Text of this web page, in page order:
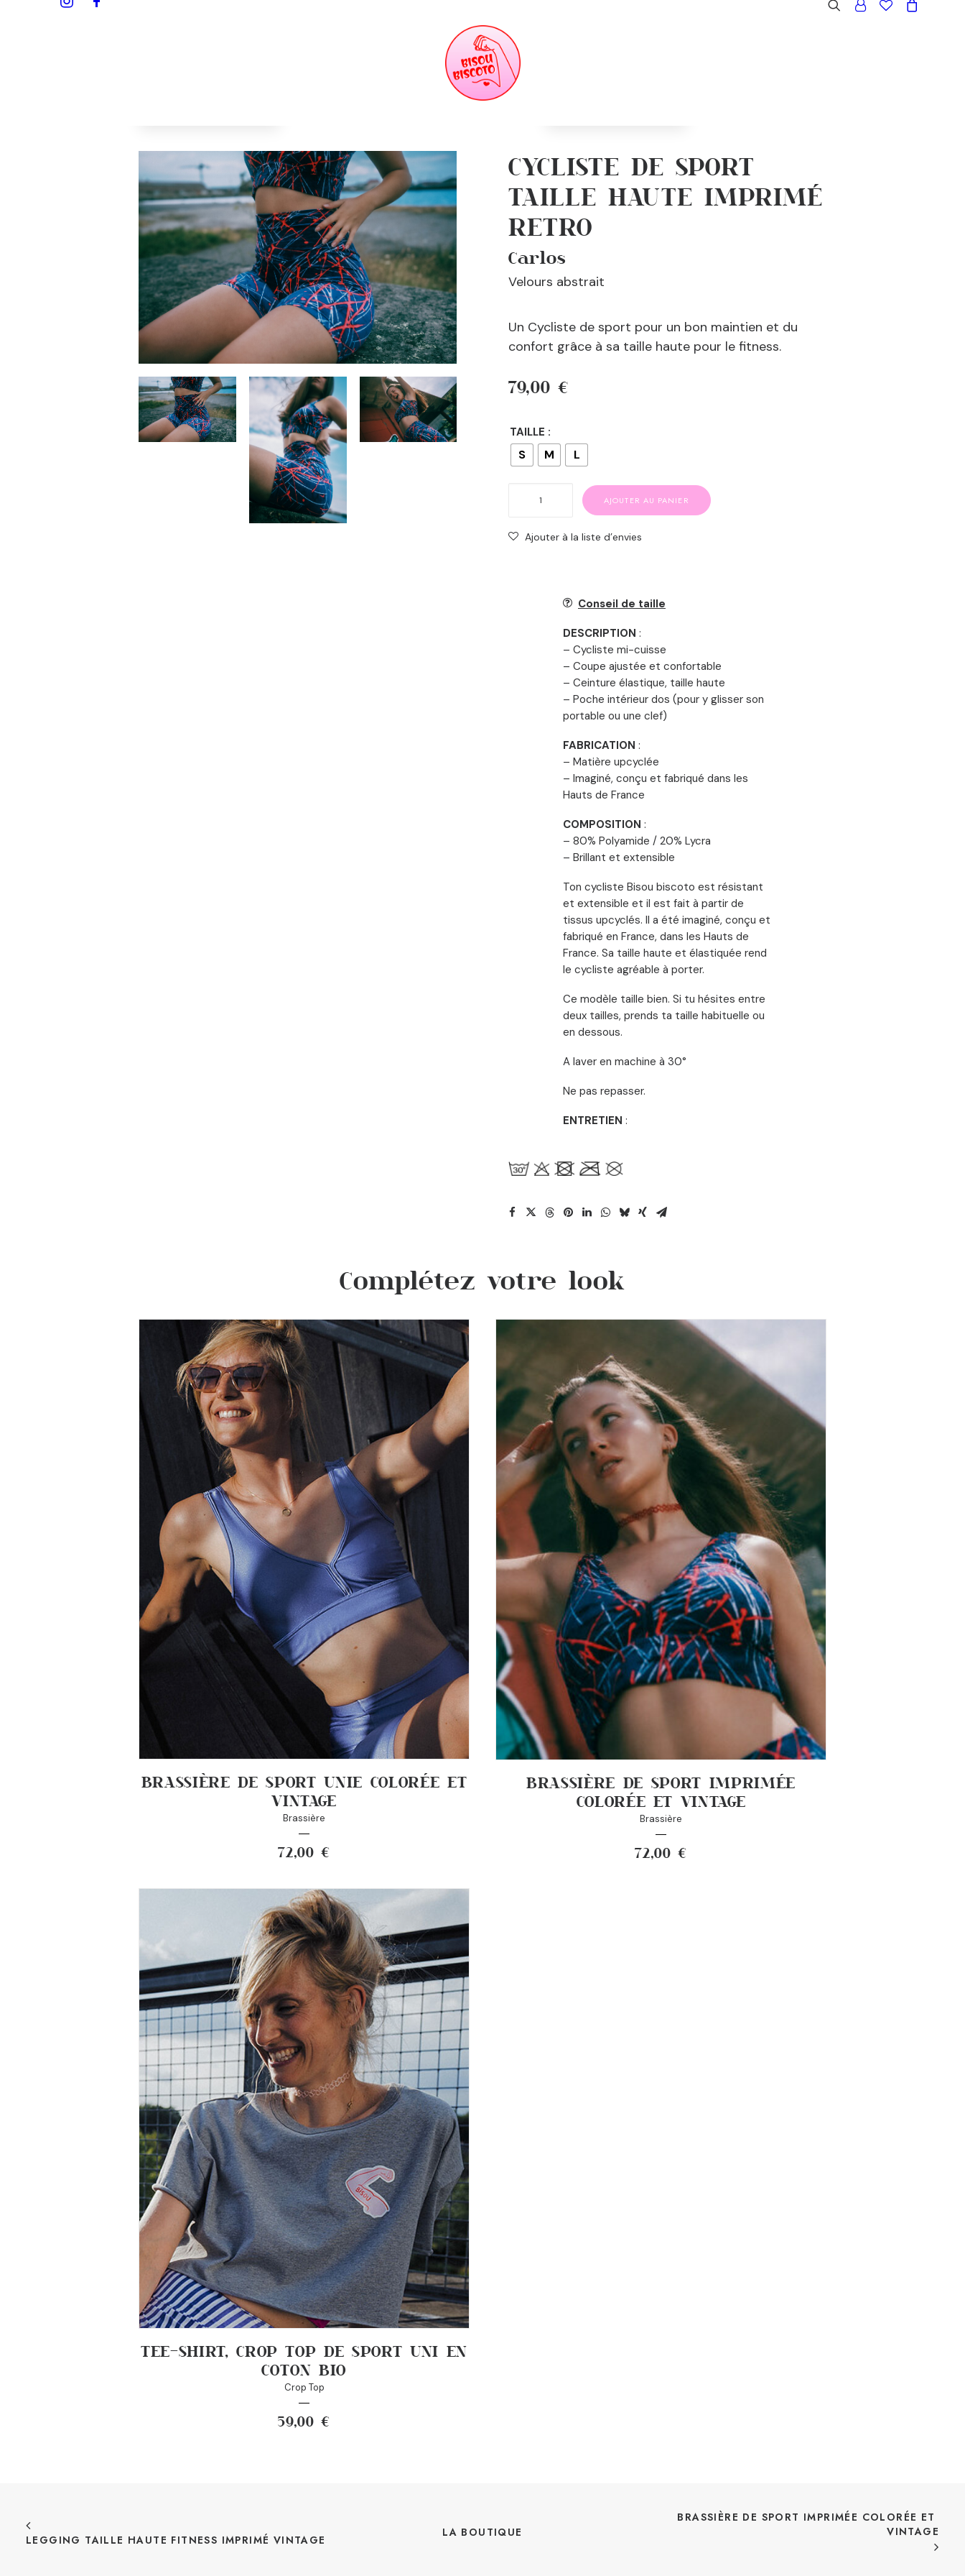
CYCLISTE DE SPORT
TAILLE HAUTE IMPRIMÉ
RETRO
Carlos
Velours abstrait
Un Cycliste de sport pour un bon maintien et du
confort grâce à sa taille haute pour le fitness.
79,00€
TAILLE :
S M L
Cycliste
AJOUTER AU PANIER
Ajouter à la liste d’envies
Conseil de taille
DESCRIPTION :
– Cycliste mi-cuisse
– Coupe ajustée et confortable
– Ceinture élastique, taille haute
– Poche intérieur dos (pour y glisser son
portable ou une clef)
FABRICATION :
– Matière upcyclée
– Imaginé, conçu et fabriqué dans les
Hauts de France
COMPOSITION :
– 80% Polyamide / 20% Lycra
– Brillant et extensible
Ton cycliste Bisou biscoto est résistant
et extensible et il est fait à partir de
tissus upcyclés. Il a été imaginé, conçu et
fabriqué en France, dans les Hauts de
France. Sa taille haute et élastiquée rend
le cycliste agréable à porter.
Ce modèle taille bien. Si tu hésites entre
deux tailles, prends ta taille habituelle ou
en dessous.
A laver en machine à 30°
Ne pas repasser.
ENTRETIEN :
Complétez votre look
BRASSIÈRE DE SPORT UNIE COLORÉE ET
VINTAGE
Brassière
72,00 €
BRASSIÈRE DE SPORT IMPRIMÉE
COLORÉE ET VINTAGE
Brassière
72,00 €
TEE-SHIRT, CROP TOP DE SPORT UNI EN
COTON BIO
Crop Top
59,00 €
LEGGING TAILLE HAUTE FITNESS IMPRIMÉ VINTAGE
LA BOUTIQUE
BRASSIÈRE DE SPORT IMPRIMÉE COLORÉE ET
VINTAGE